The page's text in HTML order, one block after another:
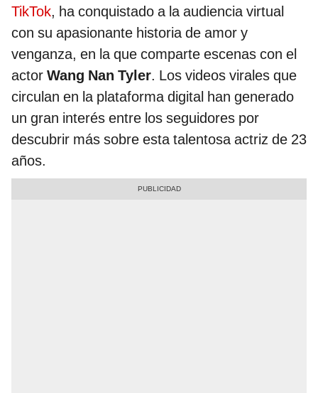
TikTok, ha conquistado a la audiencia virtual
con su apasionante historia de amor y
venganza, en la que comparte escenas con el
actor Wang Nan Tyler. Los videos virales que
circulan en la plataforma digital han generado
un gran interés entre los seguidores por
descubrir más sobre esta talentosa actriz de 23
años.